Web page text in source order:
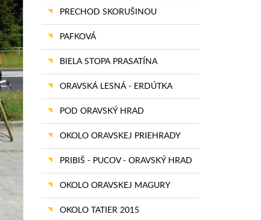
PRECHOD SKORUŠINOU
PAFKOVÁ
BIELA STOPA PRASATÍNA
ORAVSKÁ LESNÁ - ERDÚTKA
POD ORAVSKÝ HRAD
OKOLO ORAVSKEJ PRIEHRADY
PRIBIŠ - PUCOV - ORAVSKÝ HRAD
OKOLO ORAVSKEJ MAGURY
OKOLO TATIER 2015